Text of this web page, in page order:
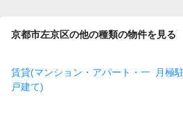
京都市左京区の他の種類の物件を見る
賃貸(マンション・アパート・一
戸建て)
月極